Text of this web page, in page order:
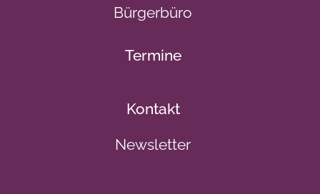
Bürgerbüro
Termine
Kontakt
Newsletter